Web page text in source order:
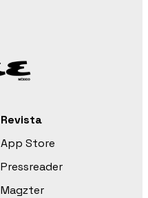
Revista
App Store
Pressreader
Magzter